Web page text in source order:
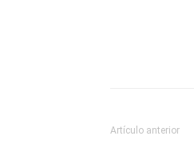
Artículo anterior